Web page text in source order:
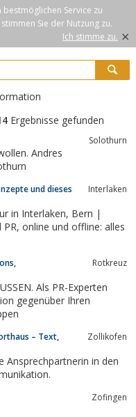
Service zu
Sie der Nutzung zu.
Ich stimme zu. ×
Ergebnisse gefunden
Solothurn
Andres, Solothurn
und dieses
Interlaken
Bern |
Rotkreuz
Als PR-Experten
gegenüber Ihren
– Text,
Zollikofen
Ansprechpartnerin in den
Zofingen